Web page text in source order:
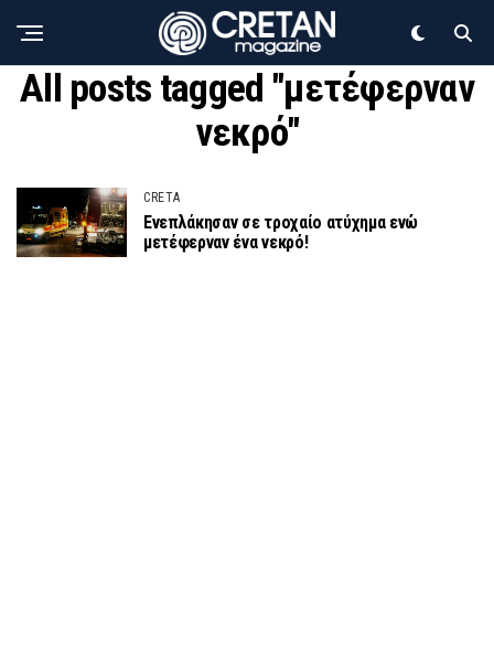
All posts tagged "μετέφερναν
νεκρό"
CRETA
Ενεπλάκησαν σε τροχαίο ατύχημα ενώ
μετέφερναν ένα νεκρό!